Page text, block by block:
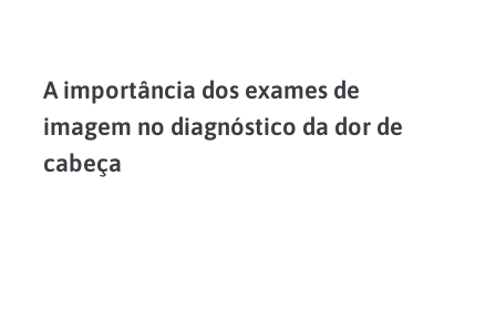
A importância dos exames de
imagem no diagnóstico da dor de
cabeça